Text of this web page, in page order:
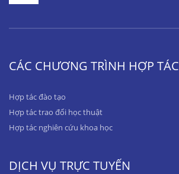
CÁC CHƯƠNG TRÌNH HỢP TÁC
Hợp tác đào tạo
Hợp tác trao đổi học thuật
Hợp tác nghiên cứu khoa học
DỊCH VỤ TRỰC TUYẾN